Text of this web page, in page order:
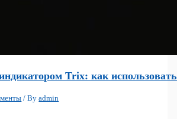
Trix: как
/ Byadmin